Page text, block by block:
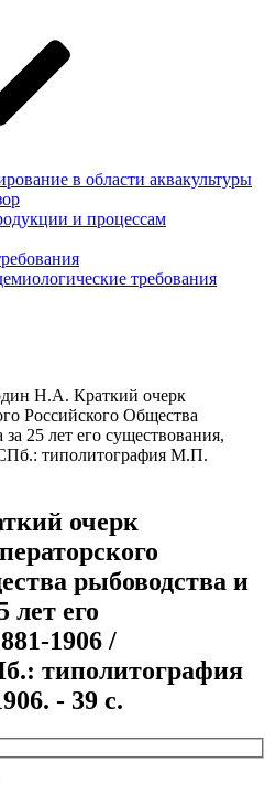
в области аквакультуры
и процессам
требования
Н.А. Краткий очерк
Российского Общества
25 лет его существования,
типолитография М.П.
очерк
рыбоводства и
лет его
1906 /
типолитография
- 39 с.